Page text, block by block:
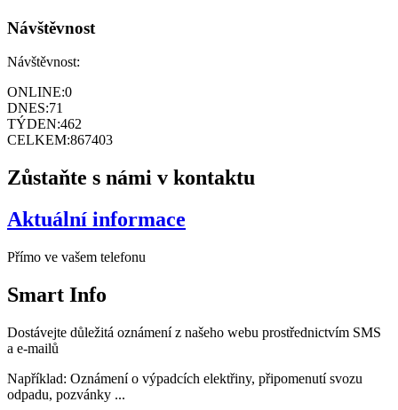
Návštěvnost
Návštěvnost:
ONLINE:0
DNES:71
TÝDEN:462
CELKEM:867403
Zůstaňte s námi v kontaktu
Aktuální informace
Přímo ve vašem telefonu
Smart Info
Dostávejte důležitá oznámení z našeho webu prostřednictvím SMS
a e-mailů
Například: Oznámení o výpadcích elektřiny, připomenutí svozu
odpadu, pozvánky ...